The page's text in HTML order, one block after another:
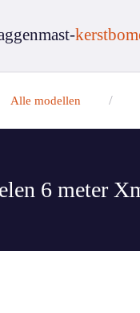
Alle modellen
6 meter